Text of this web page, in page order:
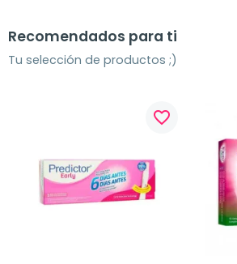
Recomendados para ti
Tu selección de productos ;)
favorite_border